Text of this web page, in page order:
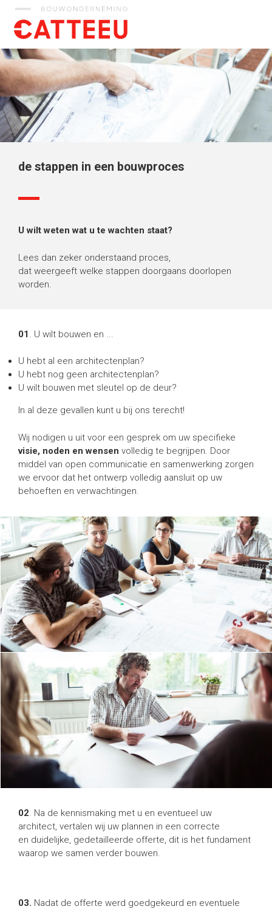
Catteeu
de stappen in een bouwproces
U wilt weten wat u te wachten staat?
Lees dan zeker onderstaand proces,
dat weergeeft welke stappen doorgaans doorlopen
worden.
01 . U wilt bouwen en ...
U hebt al een architectenplan?
U hebt nog geen architectenplan?
U wilt bouwen met sleutel op de deur?
In al deze gevallen kunt u bij ons terecht!
Wij nodigen u uit voor een gesprek om uw specifieke
visie, noden en wensen volledig te begrijpen. Door
middel van open communicatie en samenwerking zorgen
we ervoor dat het ontwerp volledig aansluit op uw
behoeften en verwachtingen.
02 . Na de kennismaking met u en eventueel uw
architect, vertalen wij uw plannen in een correcte
en duidelijke, gedetailleerde offerte, dit is het fundament
waarop we samen verder bouwen.
03. Nadat de offerte werd goedgekeurd en eventuele